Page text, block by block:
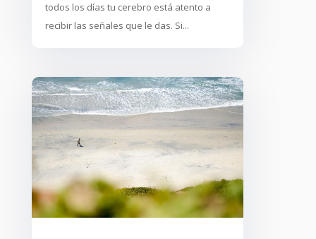
todos los días tu cerebro está atento a
recibir las señales que le das. Si...